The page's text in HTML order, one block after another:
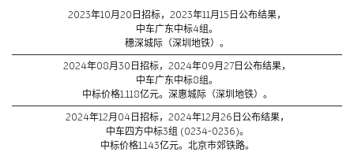
2023年10月20日招标，2023年11月15日公布结果，
中车广东中标4组。
穗深城际（深圳地铁）。
2024年08月30日招标，2024年09月27日公布结果，
中车广东中标8组。
中标价格1.118亿元。深惠城际（深圳地铁）。
2024年12月04日招标，2024年12月26日公布结果，
中车四方中标3组 (0234-0236)。
中标价格1.143亿元。北京市郊铁路。